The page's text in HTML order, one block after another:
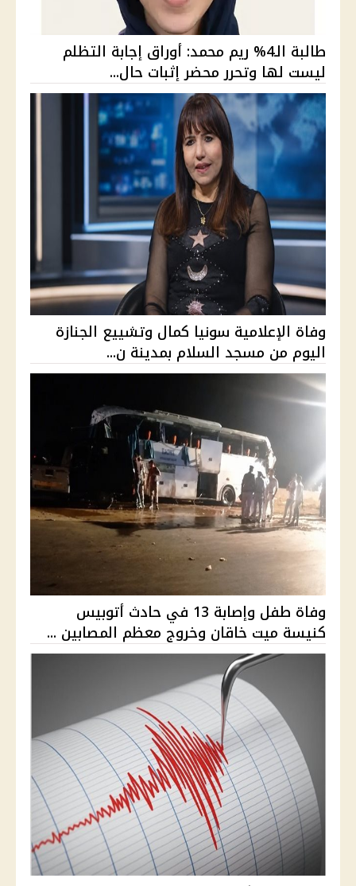
طالبة الـ4% ريم محمد: أوراق إجابة التظلم
ليست لها وتحرر محضر إثبات حال...
وفاة الإعلامية سونيا كمال وتشييع الجنازة
اليوم من مسجد السلام بمدينة ن...
وفاة طفل وإصابة 13 في حادث أتوبيس
كنيسة ميت خاقان وخروج معظم المصابين ...